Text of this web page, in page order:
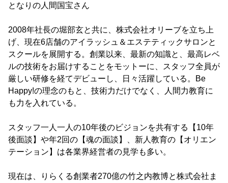
となりの人間国宝さん
2008年社長の堀部玄と共に、株式会社オリーブを立ち上
げ、現在6店舗のアイラッシュ＆エステティックサロンと
スクールを展開する。創業以来、最新の知識と、最高レベ
ルの技術をお届けすることをモットーに、スタッフ全員が
厳しい研修を経てデビューし、日々活躍している。Be
Happy!の理念のもと、技術力だけでなく、人間力教育に
も力を入れている。
スタッフ一人一人の10年後のビジョンを共有する【10年
後面談】や年2回の【魂の面談】、新人教育の【オリエン
テーション】は各業界経営者の見学も多い。
現在は、りらくる創業者270億の竹之内教博と株式会社ま